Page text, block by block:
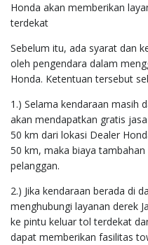
Honda akan memberikan
terdekat
Sebelum itu, ada syarat dan
oleh pengendara dalam
Honda. Ketentuan tersebut
1.) Selama kendaraan masih
akan mendapatkan gratis
50 km dari lokasi Dealer
50 km, maka biaya
pelanggan.
2.) Jika kendaraan berada di
menghubungi layanan derek
ke pintu keluar tol terdekat
dapat memberikan fasilitas